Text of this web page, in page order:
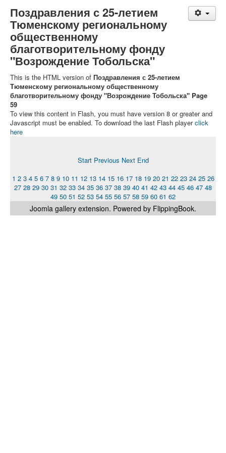
Поздравления с 25-летием
Тюменскому региональному
общественному
благотворительному фонду
"Возрождение Тобольска"
This is the HTML version of Поздравления с 25-летием
Тюменскому региональному общественному
благотворительному фонду "Возрождение Тобольска" Page
59
To view this content in Flash, you must have version 8 or greater and
Javascript must be enabled. To download the last Flash playerclick
here
Start Previous Next End
1 2 3 4 5 6 7 8 9 10 11 12 13 14 15 16 17 18 19 20 21 22 23 24 25 26
27 28 29 30 31 32 33 34 35 36 37 38 39 40 41 42 43 44 45 46 47 48
49 50 51 52 53 54 55 56 57 58 59 60 61 62
Joomla gallery extension. Powered by FlippingBook.